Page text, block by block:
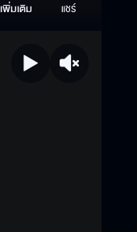
พิ่มเติม แชร์